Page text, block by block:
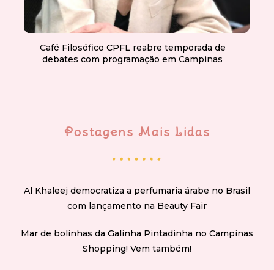
Café Filosófico CPFL reabre temporada de
debates com programação em Campinas
Postagens Mais Lidas
Al Khaleej democratiza a perfumaria árabe no Brasil
com lançamento na Beauty Fair
Mar de bolinhas da Galinha Pintadinha no Campinas
Shopping! Vem também!